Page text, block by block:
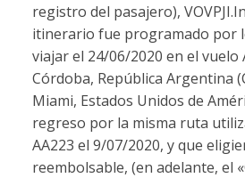
registro del pasajero),
itinerario fue programado por
viajar el 24/06/2020 en el vuelo
Córdoba, República Argentina
Miami, Estados Unidos de
regreso por la misma ruta
AA223 el 9/07/2020, y que
reembolsable, (en adelante, el